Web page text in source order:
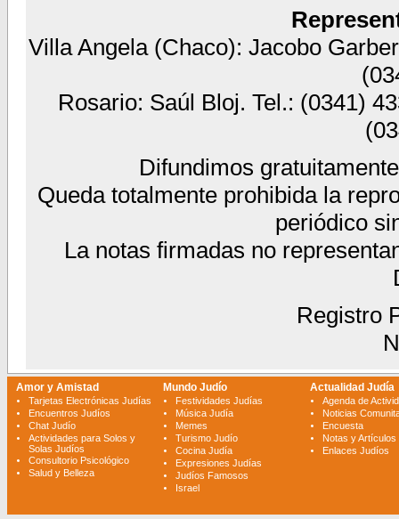
Villa Angela (Chaco): Jacobo
Rosario: Saúl Bloj. Tel.: (0341)
Difundimos
Queda totalmente prohibida la
periódico
La notas firmadas no
Registro
Amor y Amistad
Tarjetas Electrónicas Judías
Encuentros Judíos
Chat Judío
Actividades para Solos y
Solas Judíos
Consultorio Psicológico
Salud y Belleza
Mundo Judío
Festividades Judías
Música Judía
Memes
Turismo Judío
Cocina Judía
Expresiones Judías
Judíos Famosos
Israel
Actualidad Judía
Agenda de
Noticias
Encuesta
Notas y Artículos
Enlaces Judíos